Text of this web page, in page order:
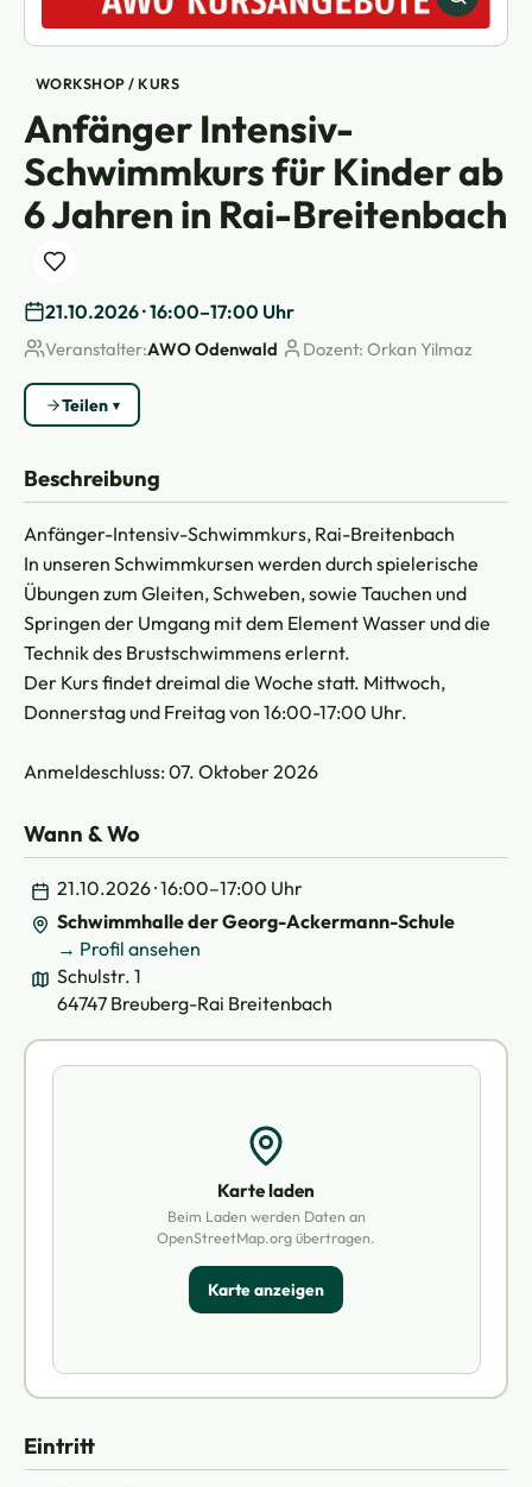
WORKSHOP / KURS
Anfänger Intensiv-
Schwimmkurs für Kinder ab
6 Jahren in Rai-Breitenbach
21.10.2026 · 16:00–17:00 Uhr
Veranstalter:AWO Odenwald Dozent: Orkan Yilmaz
Teilen
Beschreibung
Anfänger-Intensiv-Schwimmkurs, Rai-Breitenbach
In unseren Schwimmkursen werden durch spielerische
Übungen zum Gleiten, Schweben, sowie Tauchen und
Springen der Umgang mit dem Element Wasser und die
Technik des Brustschwimmens erlernt.
Der Kurs findet dreimal die Woche statt. Mittwoch,
Donnerstag und Freitag von 16:00-17:00 Uhr.
Anmeldeschluss: 07. Oktober 2026
Wann & Wo
21.10.2026 · 16:00–17:00 Uhr
Schwimmhalle der Georg-Ackermann-Schule
→ Profil ansehen
Schulstr. 1
64747 Breuberg-Rai Breitenbach
Karte laden
Beim Laden werden Daten an
OpenStreetMap.org übertragen.
Karte anzeigen
Eintritt